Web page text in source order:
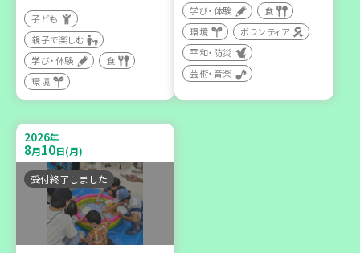
西牟婁郡上富田町岩田
ん」バスで行く 産地見学＆
生産者交流会
学び・体験 食
子ども
親子で楽しむ
学び・体験
食
環境
学び・体験
食
環境
ボランティア
平和・防災
芸術・音楽
2026年
8月10日(月)
受付終了しました